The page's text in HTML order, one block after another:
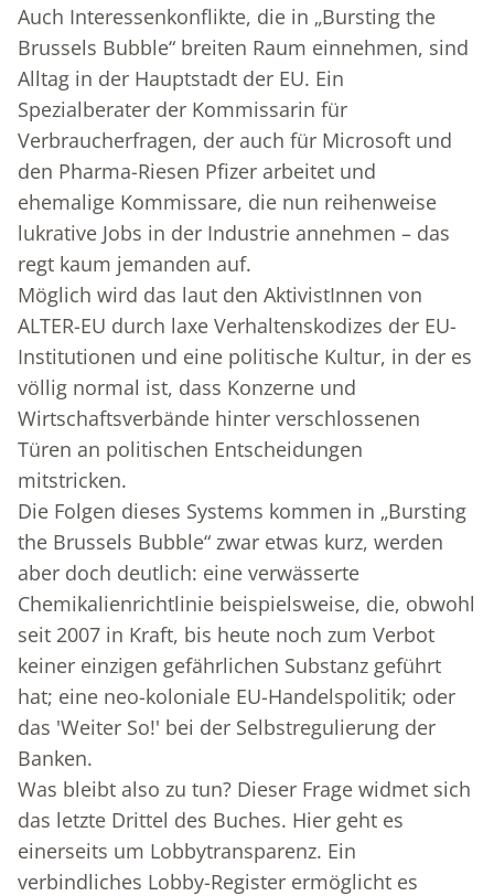
Auch Interessenkonflikte, die in „Bursting the
Brussels Bubble“ breiten Raum einnehmen, sind
Alltag in der Hauptstadt der EU. Ein
Spezialberater der Kommissarin für
Verbraucherfragen, der auch für Microsoft und
den Pharma-Riesen Pfizer arbeitet und
ehemalige Kommissare, die nun reihenweise
lukrative Jobs in der Industrie annehmen – das
regt kaum jemanden auf.
Möglich wird das laut den AktivistInnen von
ALTER-EU durch laxe Verhaltenskodizes der EU-
Institutionen und eine politische Kultur, in der es
völlig normal ist, dass Konzerne und
Wirtschaftsverbände hinter verschlossenen
Türen an politischen Entscheidungen
mitstricken.
Die Folgen dieses Systems kommen in „Bursting
the Brussels Bubble“ zwar etwas kurz, werden
aber doch deutlich: eine verwässerte
Chemikalienrichtlinie beispielsweise, die, obwohl
seit 2007 in Kraft, bis heute noch zum Verbot
keiner einzigen gefährlichen Substanz geführt
hat; eine neo-koloniale EU-Handelspolitik; oder
das 'Weiter So!' bei der Selbstregulierung der
Banken.
Was bleibt also zu tun? Dieser Frage widmet sich
das letzte Drittel des Buches. Hier geht es
einerseits um Lobbytransparenz. Ein
verbindliches Lobby-Register ermöglicht es